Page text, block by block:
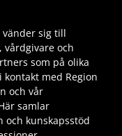
sig till
vårdgivare och
som på olika
kontakt med Region
och vår
samlar
och kunskapsstöd